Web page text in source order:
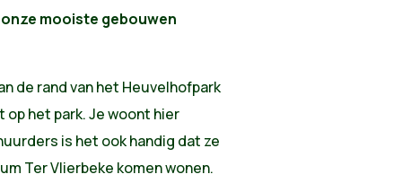
mooiste gebouwen
de rand van het Heuvelhofpark
het park. Je woont hier
is het ook handig dat ze
Ter Vlierbeke komen wonen.